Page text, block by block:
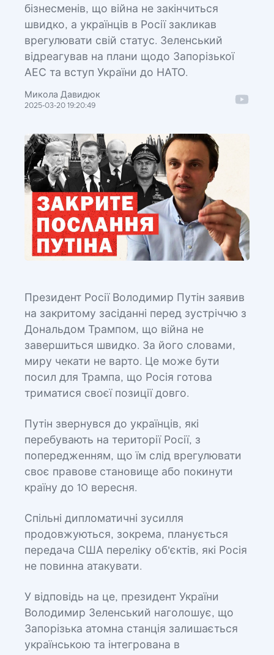
бізнесменів, що війна не закінчиться
швидко, а українців в Росії закликав
врегулювати свій статус. Зеленський
відреагував на плани щодо Запорізької
АЕС та вступ України до НАТО.
Микола Давидюк
2025-03-20 19:20:49
Президент Росії Володимир Путін заявив
на закритому засіданні перед зустріччю з
Дональдом Трампом, що війна не
завершиться швидко. За його словами,
миру чекати не варто. Це може бути
посил для Трампа, що Росія готова
триматися своєї позиції довго.
Путін звернувся до українців, які
перебувають на території Росії, з
попередженням, що їм слід врегулювати
своє правове становище або покинути
країну до 10 вересня.
Спільні дипломатичні зусилля
продовжуються, зокрема, планується
передача США переліку об'єктів, які Росія
не повинна атакувати.
У відповідь на це, президент України
Володимир Зеленський наголошує, що
Запорізька атомна станція залишається
українською та інтегрована в